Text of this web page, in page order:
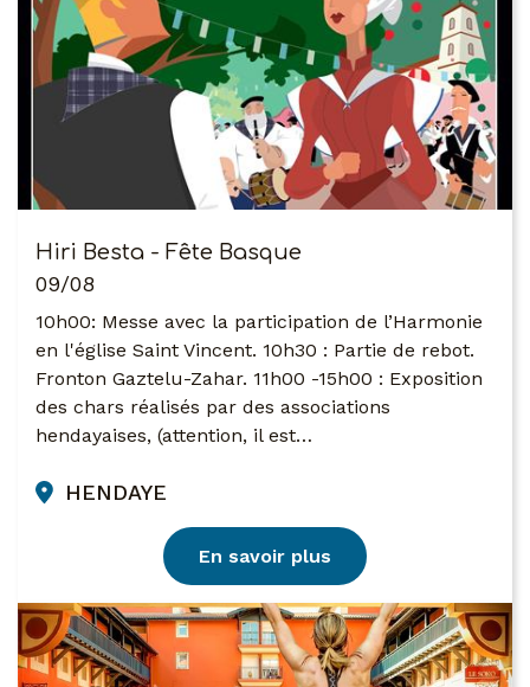
Hiri Besta - Fête Basque
09/08
10h00: Messe avec la participation de l’Harmonie
en l'église Saint Vincent. 10h30 : Partie de rebot.
Fronton Gaztelu-Zahar. 11h00 -15h00 : Exposition
des chars réalisés par des associations
hendayaises, (attention, il est…
HENDAYE
En savoir plus